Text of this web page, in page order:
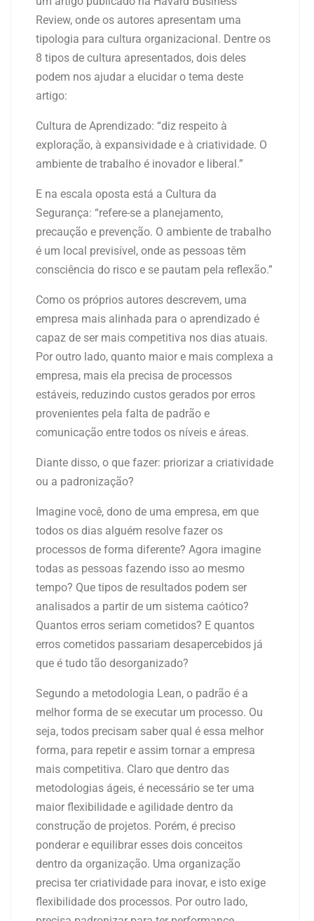
Review, onde os autores apresentam uma
tipologia para cultura organizacional. Dentre os
8 tipos de cultura apresentados, dois deles
podem nos ajudar a elucidar o tema deste
artigo:
Cultura de Aprendizado: “diz respeito à
exploração, à expansividade e à criatividade. O
ambiente de trabalho é inovador e liberal.”
E na escala oposta está a Cultura da
Segurança: “refere-se a planejamento,
precaução e prevenção. O ambiente de trabalho
é um local previsível, onde as pessoas têm
consciência do risco e se pautam pela reflexão.”
Como os próprios autores descrevem, uma
empresa mais alinhada para o aprendizado é
capaz de ser mais competitiva nos dias atuais.
Por outro lado, quanto maior e mais complexa a
empresa, mais ela precisa de processos
estáveis, reduzindo custos gerados por erros
provenientes pela falta de padrão e
comunicação entre todos os níveis e áreas.
Diante disso, o que fazer: priorizar a criatividade
ou a padronização?
Imagine você, dono de uma empresa, em que
todos os dias alguém resolve fazer os
processos de forma diferente? Agora imagine
todas as pessoas fazendo isso ao mesmo
tempo? Que tipos de resultados podem ser
analisados a partir de um sistema caótico?
Quantos erros seriam cometidos? E quantos
erros cometidos passariam desapercebidos já
que é tudo tão desorganizado?
Segundo a metodologia Lean, o padrão é a
melhor forma de se executar um processo. Ou
seja, todos precisam saber qual é essa melhor
forma, para repetir e assim tornar a empresa
mais competitiva. Claro que dentro das
metodologias ágeis, é necessário se ter uma
maior flexibilidade e agilidade dentro da
construção de projetos. Porém, é preciso
ponderar e equilibrar esses dois conceitos
dentro da organização. Uma organização
precisa ter criatividade para inovar, e isto exige
flexibilidade dos processos. Por outro lado,